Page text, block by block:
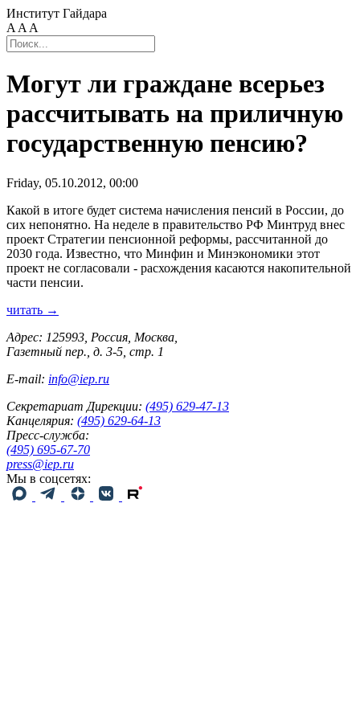
Институт Гайдара
A A A
Могут ли граждане всерьез
рассчитывать на приличную
государственную пенсию?
Friday, 05.10.2012, 00:00
Какой в итоге будет система начисления пенсий в России, до
сих непонятно. На неделе в правительство РФ Минтруд внес
проект Стратегии пенсионной реформы, рассчитанной до
2030 года. Известно, что Минфин и Минэкономики этот
проект не согласовали - расхождения касаются накопительной
части пенсии.
читать →
Адрес: 125993, Россия, Москва,
Газетный пер., д. 3-5, стр. 1
E-mail: info@iep.ru
Секретариат Дирекции: (495) 629-47-13
Канцелярия: (495) 629-64-13
Пресс-служба:
(495) 695-67-70
press@iep.ru
Мы в соцсетях: